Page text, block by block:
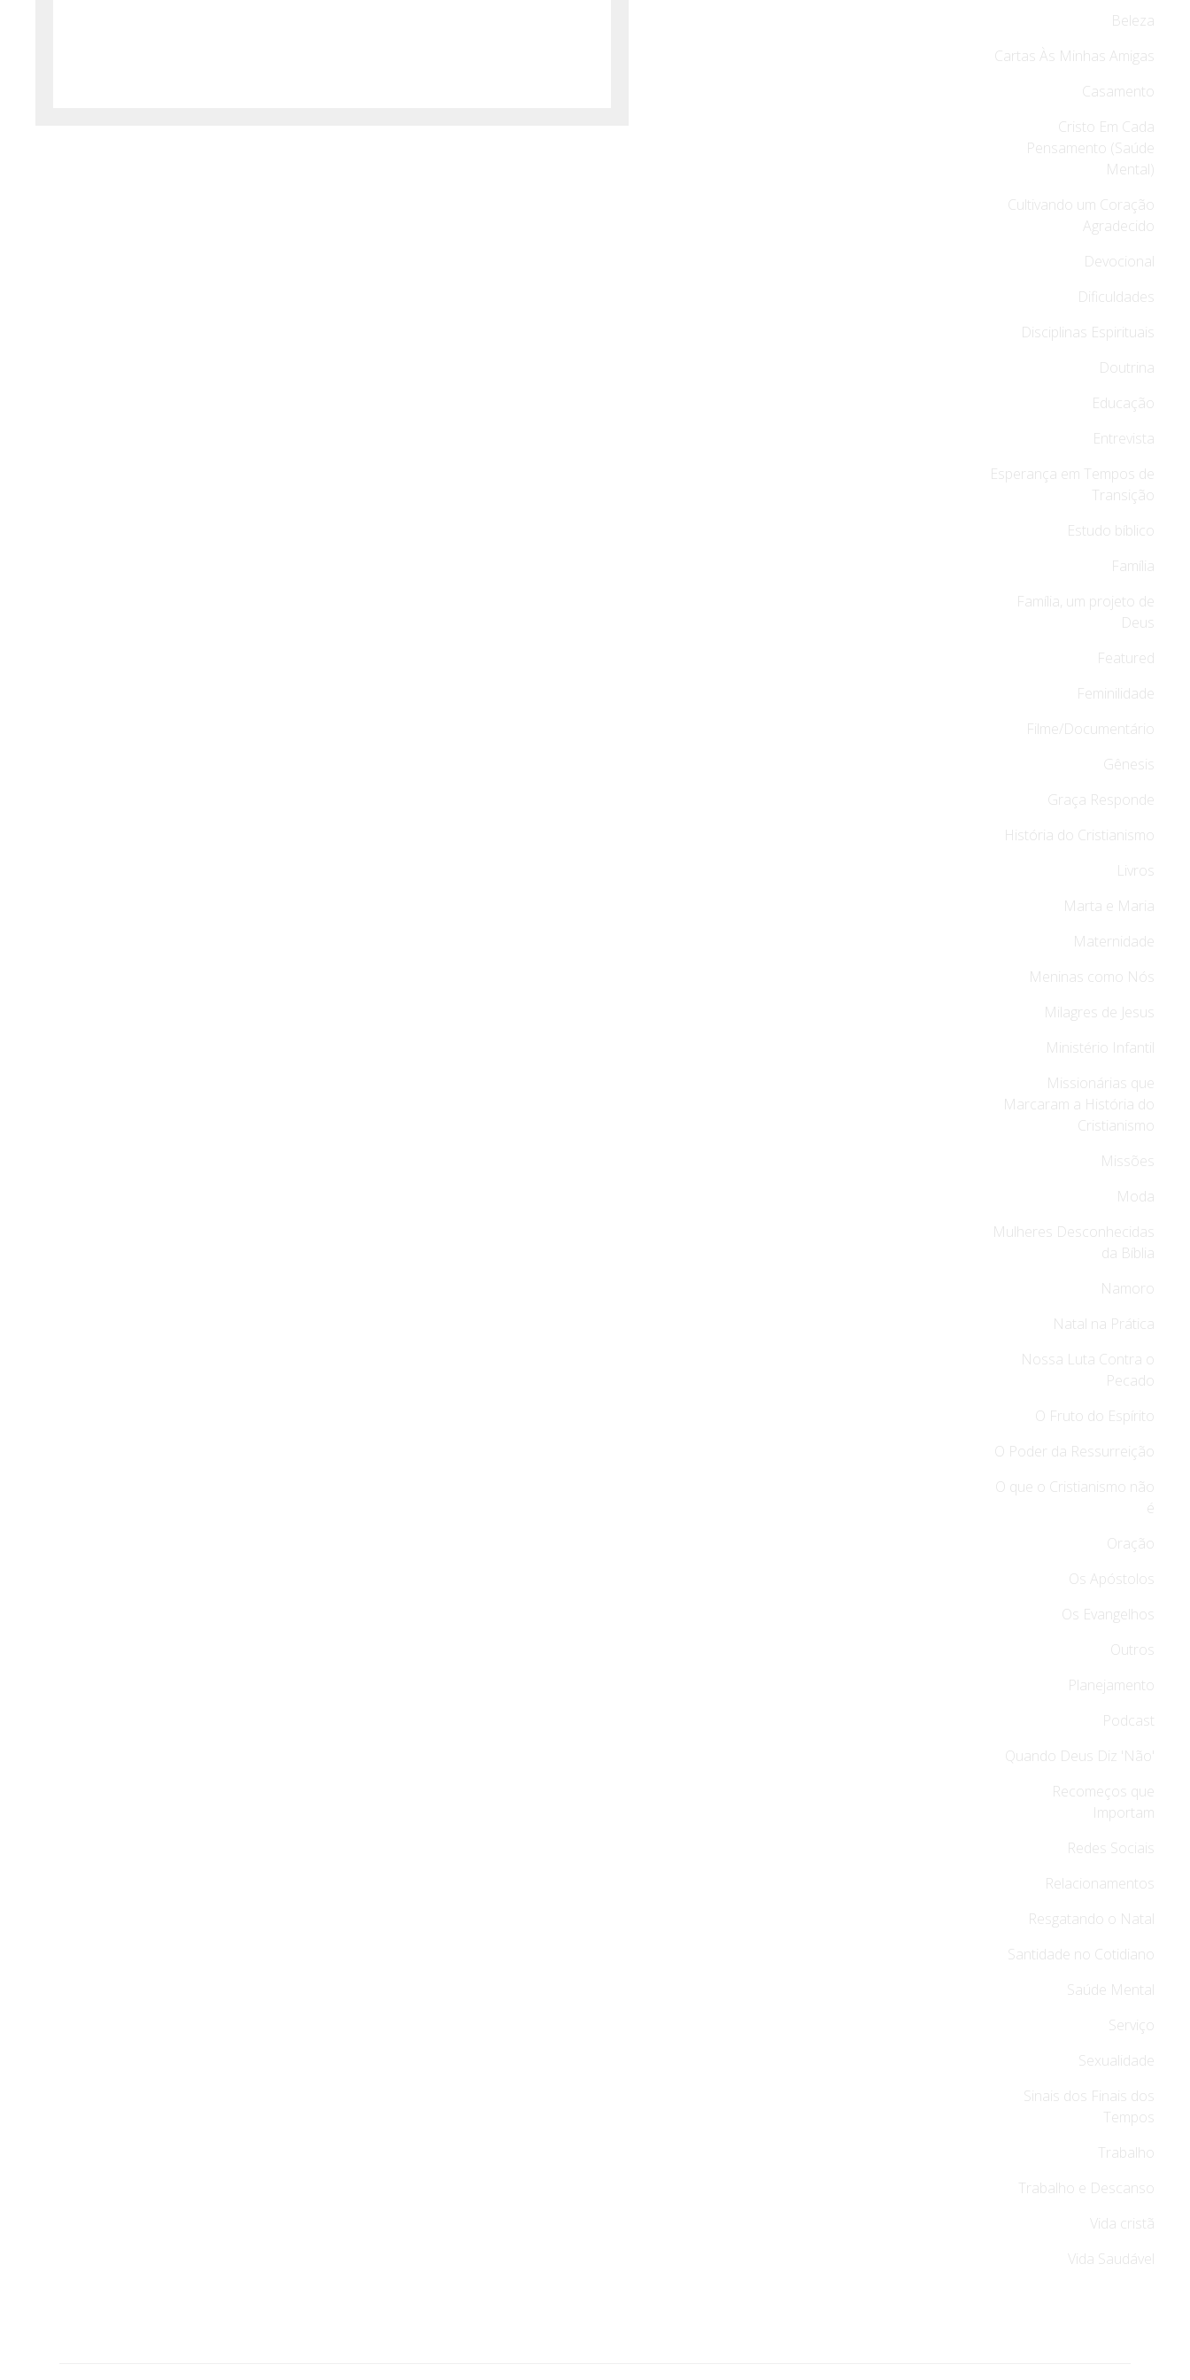
Beleza
Cartas Às Minhas Amigas
Casamento
Cristo Em Cada
Pensamento (Saúde
Mental)
Cultivando um Coração
Agradecido
Devocional
Dificuldades
Disciplinas Espirituais
Doutrina
Educação
Entrevista
Esperança em Tempos de
Transição
Estudo bíblico
Família
Família, um projeto de
Deus
Featured
Feminilidade
Filme/Documentário
Gênesis
Graça Responde
História do Cristianismo
Livros
Marta e Maria
Maternidade
Meninas como Nós
Milagres de Jesus
Ministério Infantil
Missionárias que
Marcaram a História do
Cristianismo
Missões
Moda
Mulheres Desconhecidas
da Bíblia
Namoro
Natal na Prática
Nossa Luta Contra o
Pecado
O Fruto do Espírito
O Poder da Ressurreição
O que o Cristianismo não
é
Oração
Os Apóstolos
Os Evangelhos
Outros
Planejamento
Podcast
Quando Deus Diz 'Não'
Recomeços que
Importam
Redes Sociais
Relacionamentos
Resgatando o Natal
Santidade no Cotidiano
Saúde Mental
Serviço
Sexualidade
Sinais dos Finais dos
Tempos
Trabalho
Trabalho e Descanso
Vida cristã
Vida Saudável